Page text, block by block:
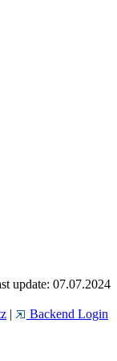
update: 07.07.2024
| Backend Login